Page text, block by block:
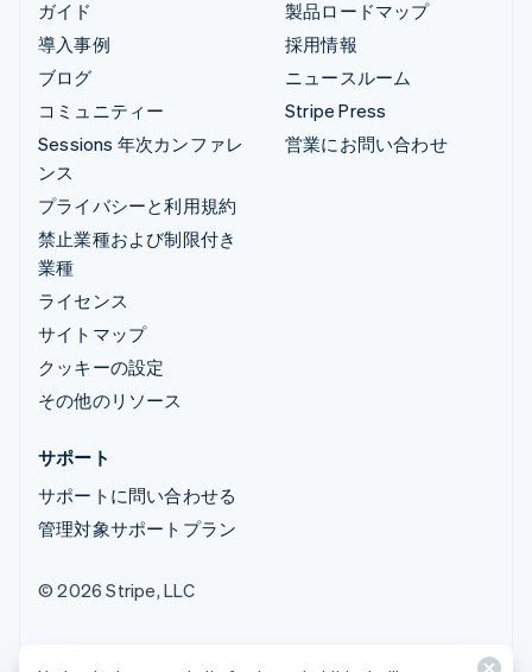
ガイド
導入事例
ブログ
コミュニティー
Sessions 年次カンファレ
ンス
プライバシーと利用規約
禁止業種および制限付き
業種
ライセンス
サイトマップ
クッキーの設定
その他のリソース
製品ロードマップ
採用情報
ニュースルーム
Stripe Press
営業にお問い合わせ
サポート
サポートに問い合わせる
管理対象サポートプラン
© 2026 Stripe, LLC